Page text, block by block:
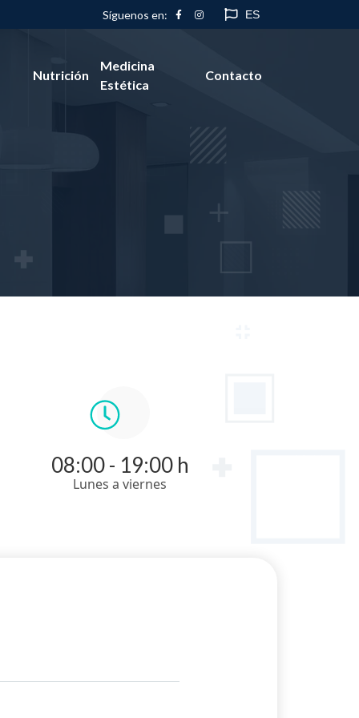
Síguenos en: ES
Nutrición
Medicina
Estética
Contacto
08:00 - 19:00 h
Lunes a viernes